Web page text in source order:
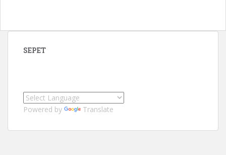
SEPET
Powered by Translate